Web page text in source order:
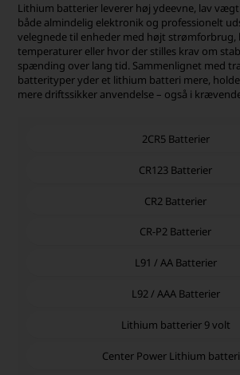
30 dages returret
Tlf. er lukket uge 27-32
1040+ glade kunder på
Lithium batterier leverer høj ydeevne, lav
både almindelig elektronik og professionelt
velegnede til enheder med højt strømforbrug,
temperaturer eller hvor der stilles krav om
spænding over lang tid. Sammenlignet med
batterityper yder et lithium batteri mere,
mere driftssikker anvendelse – også i
2CR5 Batterier
CR123 Batterier
CR2 Batterier
CR-P2 Batterier
L91 / AA Batterier
L92 / AAA Batterier
Lithium batterier 9 volt
Center Power Lithium